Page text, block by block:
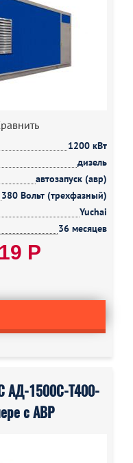
1200 кВт
дизель
автозапуск (авр)
380 Вольт (трехфазный)
Yuchai
36 месяцев
Р
АД-1500С-Т400-
с АВР